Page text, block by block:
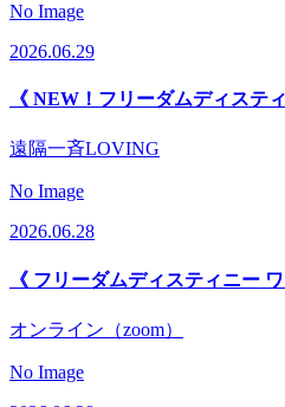
No Image
2026.06.29
《 NEW！フリーダムディステ
遠隔一斉LOVING
No Image
2026.06.28
《 フリーダムディスティニー
オンライン（zoom）
No Image